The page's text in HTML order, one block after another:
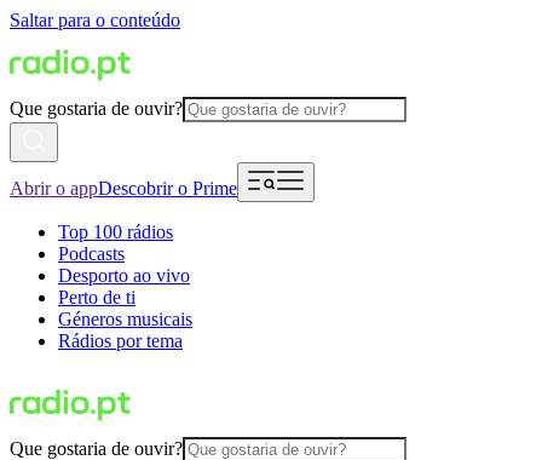
Saltar para o conteúdo
Que gostaria de ouvir?
Abrir o appDescobrir o Prime
Top 100 rádios
Podcasts
Desporto ao vivo
Perto de ti
Géneros musicais
Rádios por tema
Que gostaria de ouvir?